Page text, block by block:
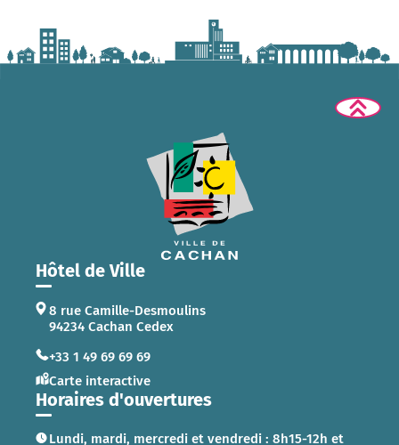
Hôtel de Ville
8 rue Camille-Desmoulins
94234 Cachan Cedex
+33 1 49 69 69 69
Carte interactive
Horaires d'ouvertures
Lundi, mardi, mercredi et vendredi : 8h15-12h et